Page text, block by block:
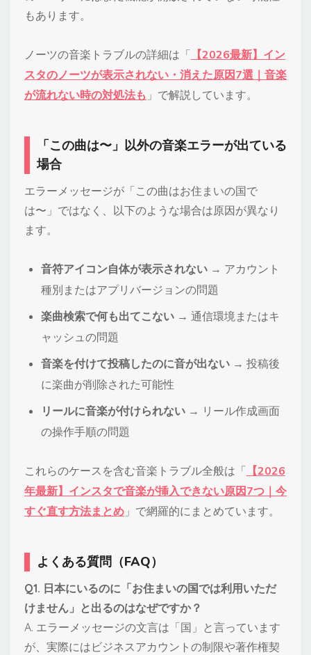
もあります。
ノーツの音楽トラブルの詳細は「【2026最新】イン
スタのノーツが表示されない・消えた原因7選｜音楽
が流れない時の対処法も 」で解説しています。
「この曲は〜」以外の音楽エラーが出ている
場合
エラーメッセージが「この曲はお住まいの国で
は〜」ではなく、以下のような場合は原因が異なり
ます。
音符アイコン自体が表示されない → アカウント
種別またはアプリバージョンの問題
楽曲検索で何も出てこない → 通信環境またはキ
ャッシュの問題
音楽を付けて投稿したのに音が出ない → 投稿後
に楽曲が削除された可能性
リールに音楽が付けられない → リール作成画面
の操作手順の問題
これらのケースを含む音楽トラブル全般は「 【2026
年最新】インスタで音楽が挿入できない原因7つ｜今
すぐ直す方法まとめ 」で網羅的にまとめています。
よくある質問（FAQ）
Q1. 日本にいるのに「お住まいの国では利用いただ
けません」と出るのはなぜですか？
A. エラーメッセージの文言は「国」と言っています
が、実際にはビジネスアカウントの制限や著作権契